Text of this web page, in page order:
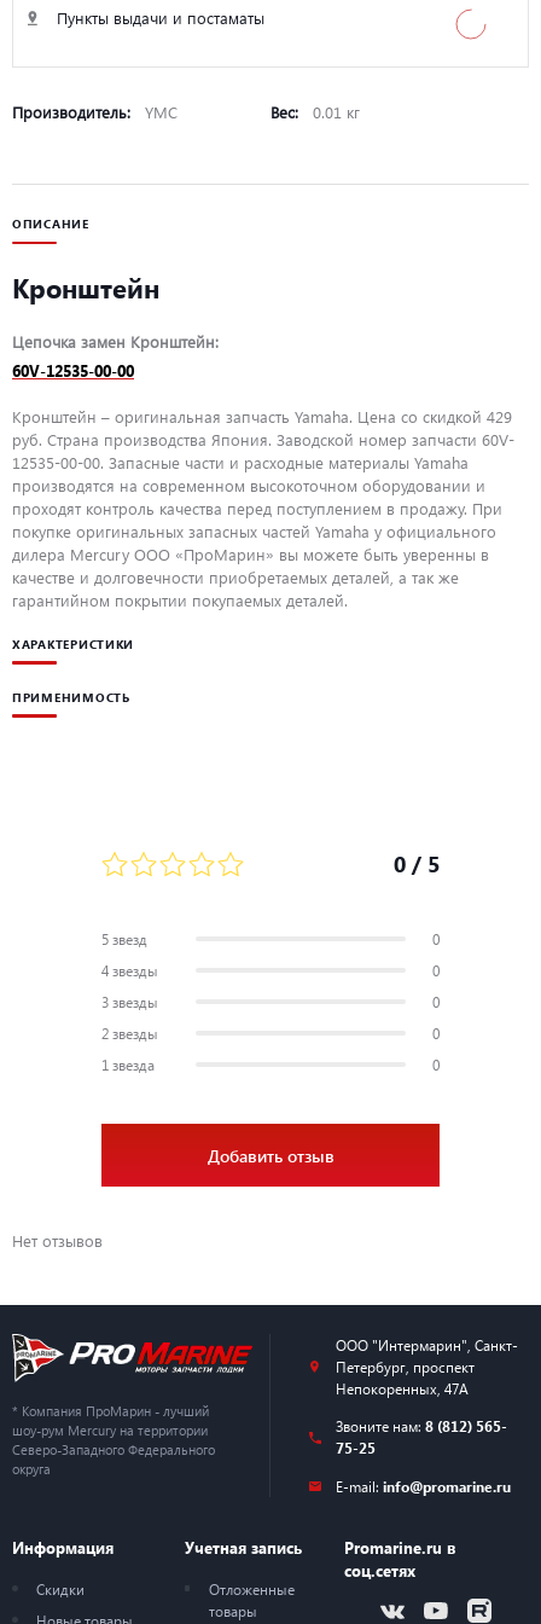
Пункты выдачи и постаматы
Производитель: YMC Вес: 0.01 кг
ОПИСАНИЕ
Кронштейн
Цепочка замен Кронштейн:
60V-12535-00-00
Кронштейн – оригинальная запчасть Yamaha. Цена со скидкой 429
руб. Страна производства Япония. Заводской номер запчасти 60V-
12535-00-00. Запасные части и расходные материалы Yamaha
производятся на современном высокоточном оборудовании и
проходят контроль качества перед поступлением в продажу. При
покупке оригинальных запасных частей Yamaha у официального
дилера Mercury ООО «ПроМарин» вы можете быть уверенны в
качестве и долговечности приобретаемых деталей, а так же
гарантийном покрытии покупаемых деталей.
ХАРАКТЕРИСТИКИ
ПРИМЕНИМОСТЬ
0 / 5
5 звезд
0
4 звезды
0
3 звезды
0
2 звезды
0
1 звезда
0
Добавить отзыв
Нет отзывов
* Компания ПроМарин - лучший
шоу-рум Mercury на территории
Северо-Западного Федерального
округа
ООО "Интермарин" Санкт-
Петербург, проспект
Непокоренных, 47А
Звоните нам: 8 (812) 565-
75-25
E-mail: info@promarine.ru
Информация
Скидки
Учетная запись
Отложенные
товары
Promarine.ru в
соц.сетях